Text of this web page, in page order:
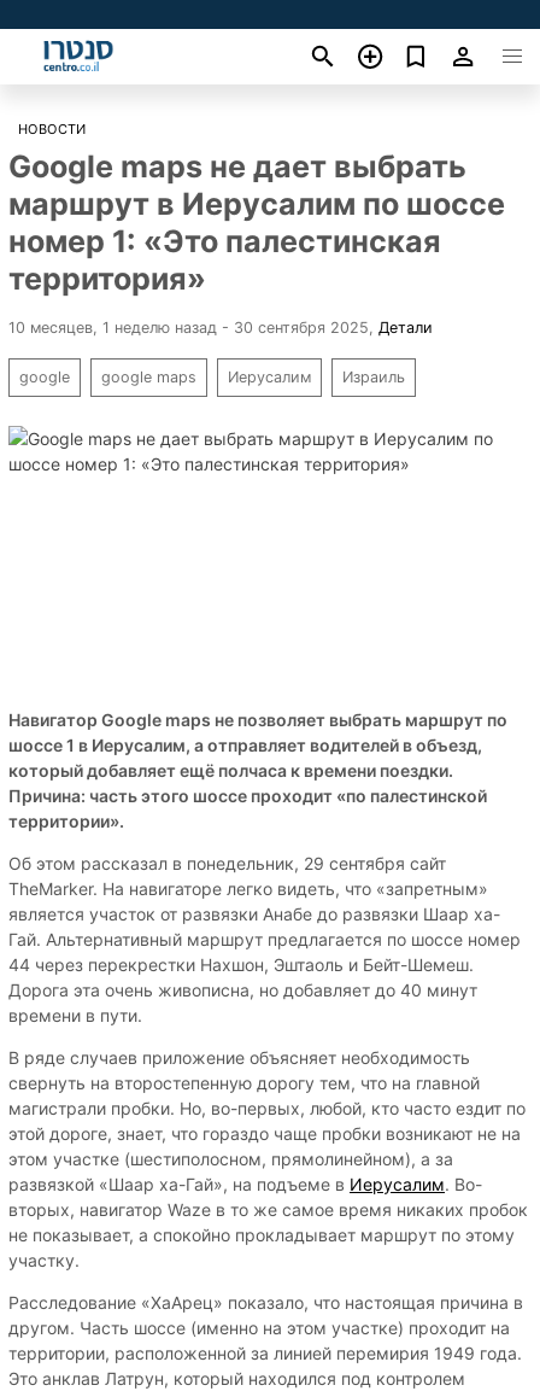
НОВОСТИ
Google maps не дает выбрать
маршрут в Иерусалим по шоссе
номер 1: «Это палестинская
территория»
10 месяцев, 1 неделю назад - 30 сентября 2025 Детали
google google maps Иерусалим Израиль
Навигатор Google maps не позволяет выбрать маршрут по
шоссе 1 в Иерусалим, а отправляет водителей в объезд,
который добавляет ещё полчаса к времени поездки.
Причина: часть этого шоссе проходит «по палестинской
территории».
Об этом рассказал в понедельник, 29 сентября сайт
TheMarker. На навигаторе легко видеть, что «запретным»
является участок от развязки Анабе до развязки Шаар ха-
Гай. Альтернативный маршрут предлагается по шоссе номер
44 через перекрестки Нахшон, Эштаоль и Бейт-Шемеш.
Дорога эта очень живописна, но добавляет до 40 минут
времени в пути.
В ряде случаев приложение объясняет необходимость
свернуть на второстепенную дорогу тем, что на главной
магистрали пробки. Но, во-первых, любой, кто часто ездит по
этой дороге, знает, что гораздо чаще пробки возникают не на
этом участке (шестиполосном, прямолинейном), а за
развязкой «Шаар ха-Гай», на подъеме в Иерусалим. Во-
вторых, навигатор Waze в то же самое время никаких пробок
не показывает, а спокойно прокладывает маршрут по этому
участку.
Расследование «ХаАрец» показало, что настоящая причина в
другом. Часть шоссе (именно на этом участке) проходит на
территории, расположенной за линией перемирия 1949 года.
Это анклав Латрун, который находился под контролем